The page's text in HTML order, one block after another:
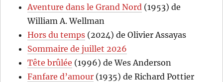
Aventure dans le Grand Nord (1953) de
William A. Wellman
Hors du temps (2024) de Olivier Assayas
Sommaire de juillet 2026
Tête brûlée (1996) de Wes Anderson
Fanfare d’amour (1935) de Richard Pottier